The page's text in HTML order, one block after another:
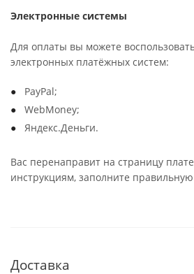
Электронные системы
Для оплаты вы можете
электронных платёжных систем:
PayPal;
WebMoney;
Яндекс.Деньги.
Вас перенаправит на страницу
инструкциям, заполните
Доставка